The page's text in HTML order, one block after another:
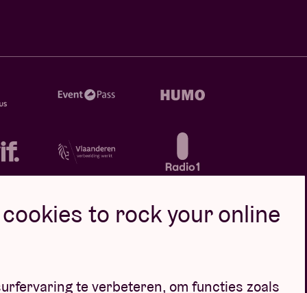
to rock your online
te verbeteren, om functies zoals